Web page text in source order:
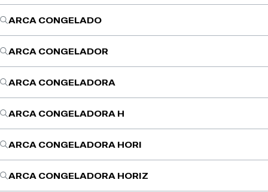
ARCA CONGELADO
ARCA CONGELADOR
ARCA CONGELADORA
ARCA CONGELADORA H
ARCA CONGELADORA HORI
ARCA CONGELADORA HORIZ